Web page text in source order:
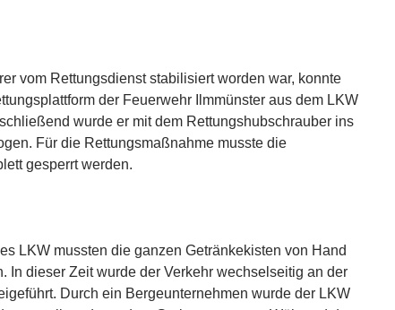
vom Rettungsdienst stabilisiert worden war, konnte
der Feuerwehr Ilmmünster aus dem LKW
wurde er mit dem Rettungshubschrauber ins
Für die Rettungsmaßnahme musste die
gesperrt werden.
LKW mussten die ganzen Getränkekisten von Hand
In dieser Zeit wurde der Verkehr wechselseitig an der
Durch ein Bergeunternehmen wurde der LKW